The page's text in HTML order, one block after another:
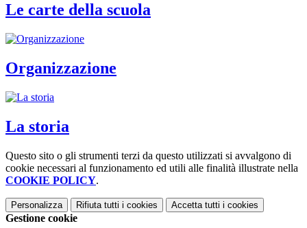
Le carte della scuola
Organizzazione
La storia
Questo sito o gli strumenti terzi da questo utilizzati si avvalgono di
cookie necessari al funzionamento ed utili alle finalità illustrate nella
COOKIE POLICY.
Personalizza Rifiuta tutti i cookies Accetta tutti i cookies
Gestione cookie